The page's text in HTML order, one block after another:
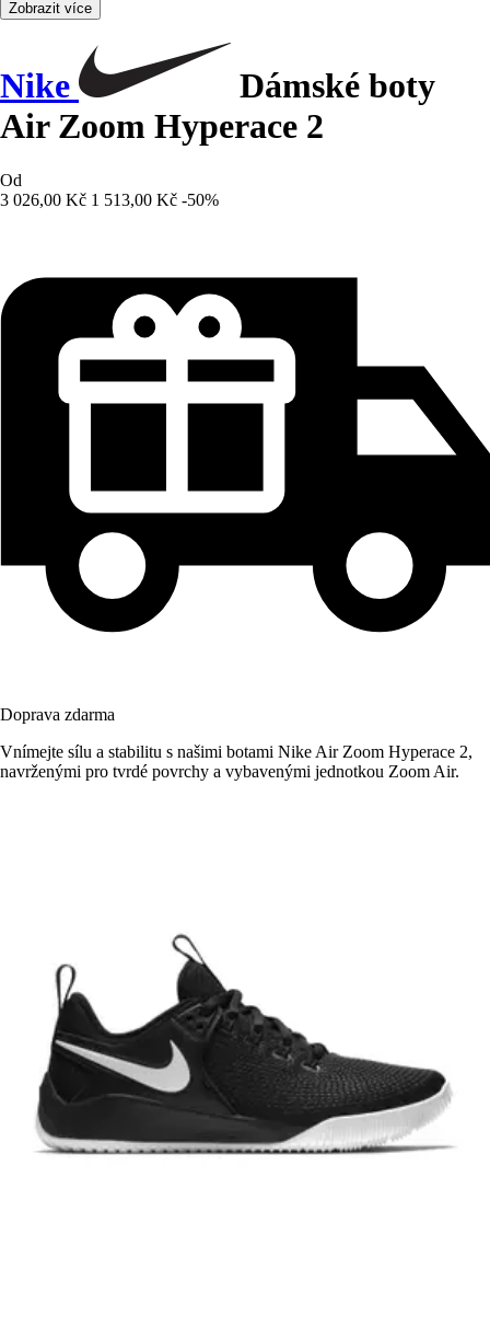
Zobrazit více
Nike
Dámské boty
Air Zoom Hyperace 2
Od
3 026,00 Kč 1 513,00 Kč -50%
Doprava zdarma
Vnímejte sílu a stabilitu s našimi botami Nike Air Zoom Hyperace 2,
navrženými pro tvrdé povrchy a vybavenými jednotkou Zoom Air.